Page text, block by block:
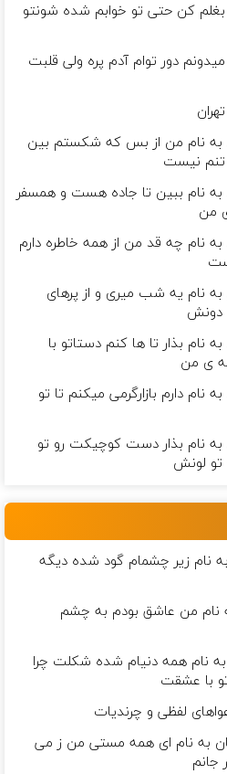
بغلم کن حتی تو خوابم شده شونتو
دور توام آدم پره ولی قلبت
به نام من از بس كه شكستم بین
تنم نیست
به نام ببین تا جاده هست و همسفر
من
به نام چه قد من از همه خاطره دارم
به نام یه شب میرى و از پرهای
دونش
نام بذار تا ها كنم دستاتو با
ى من
نام دارم بازارگرمی میكنم تا تو
به نام بذار دست كوچیكت رو تو
لونش
نام زير چشمام گود شده ديگه
نام ﻣﻦ ﻋﺎﺷﻖ ﺑﻮدم ﺑﻪ ﭼﺸﻢ
نام همه دنیام شده شکلت چرا
با عشقت
ﻟﻔﻈﻰ و ﭼﺮﻧﺪﻳﺎت
به نام ای همه مستی من ز می
جانم